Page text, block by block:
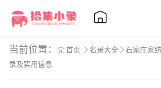
当前位置： 首页 名录大全
石家庄家
录及实用信息